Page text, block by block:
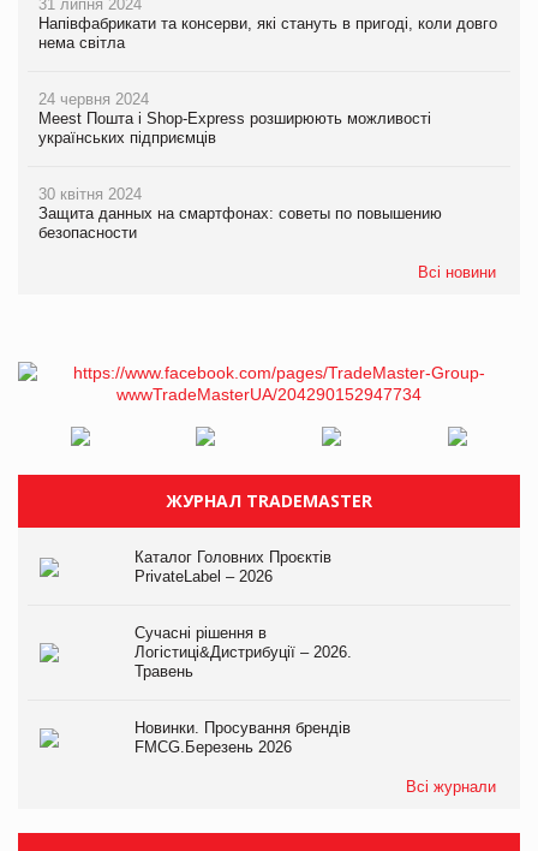
31 липня 2024
Напівфабрикати та консерви, які стануть в пригоді, коли довго
нема світла
24 червня 2024
Meest Пошта і Shop-Express розширюють можливості
українських підприємців
30 квітня 2024
Защита данных на смартфонах: советы по повышению
безопасности
Всі новини
ЖУРНАЛ TRADEMASTER
Каталог Головних Проєктів
PrivateLabel – 2026
Сучасні рішення в
Логістиці&Дистрибуції – 2026.
Травень
Новинки. Просування брендів
FMCG.Березень 2026
Всі журнали